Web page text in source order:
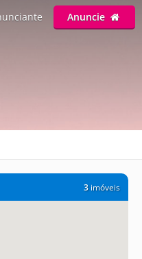
Anuncie
3imóveis